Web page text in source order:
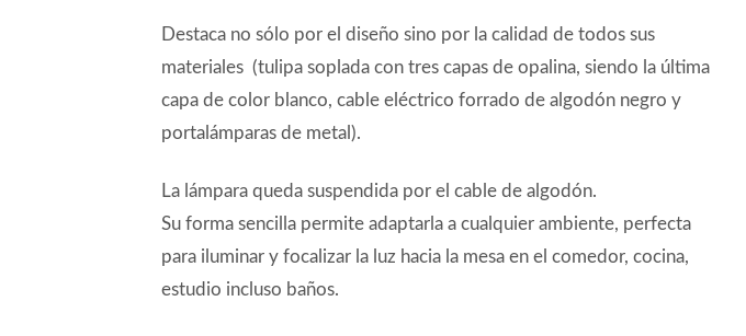
Destaca no sólo por el diseño sino por la calidad de todos sus
materiales (tulipa soplada con tres capas de opalina, siendo la última
capa de color blanco, cable eléctrico forrado de algodón negro y
portalámparas de metal).
La lámpara queda suspendida por el cable de algodón.
Su forma sencilla permite adaptarla a cualquier ambiente, perfecta
para iluminar y focalizar la luz hacia la mesa en el comedor, cocina,
estudio incluso baños.